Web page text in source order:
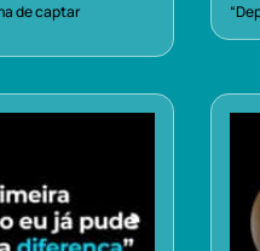
de captar